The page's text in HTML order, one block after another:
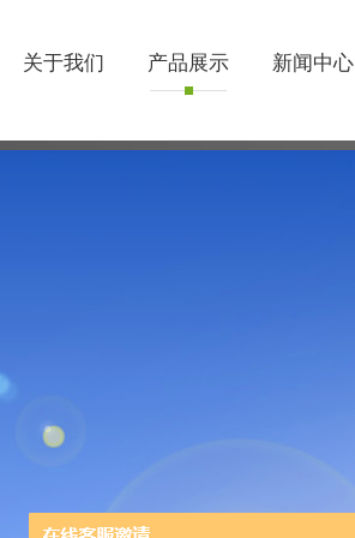
关于我们 产品展示 新闻中心